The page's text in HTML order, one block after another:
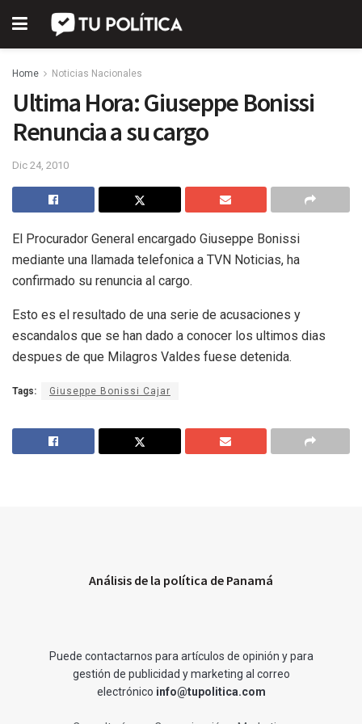
Home Noticias Nacionales
Ultima Hora: Giuseppe Bonissi
Renuncia a su cargo
Dic 24, 2010
El Procurador General encargado Giuseppe Bonissi
mediante una llamada telefonica a TVN Noticias, ha
confirmado su renuncia al cargo.
Esto es el resultado de una serie de acusaciones y
escandalos que se han dado a conocer los ultimos dias
despues de que Milagros Valdes fuese detenida.
Tags: Giuseppe Bonissi Cajar
Análisis de la política de Panamá
Puede contactarnos para artículos de opinión y para
gestión de publicidad y marketing al correo
electrónico info@tupolitica.com